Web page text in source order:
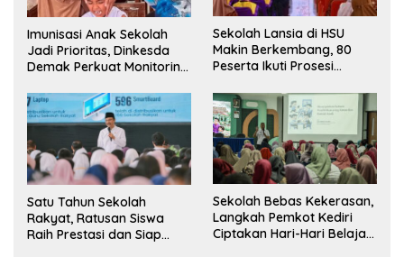
Imunisasi Anak Sekolah
Jadi Prioritas, Dinkesda
Demak Perkuat Monitoring
Sekolah Lansia di HSU
Makin Berkembang, 80
Peserta Ikuti Prosesi
Satu Tahun Sekolah
Rakyat, Ratusan Siswa
Raih Prestasi dan Siap
Sekolah Bebas Kekerasan,
Langkah Pemkot Kediri
Ciptakan Hari-Hari Belajar